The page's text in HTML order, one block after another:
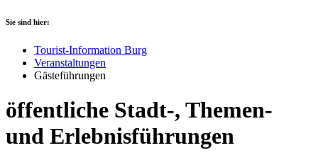
Sie sind hier:
Tourist-Information Burg
Veranstaltungen
Gästeführungen
öffentliche Stadt-, Themen-
und Erlebnisführungen